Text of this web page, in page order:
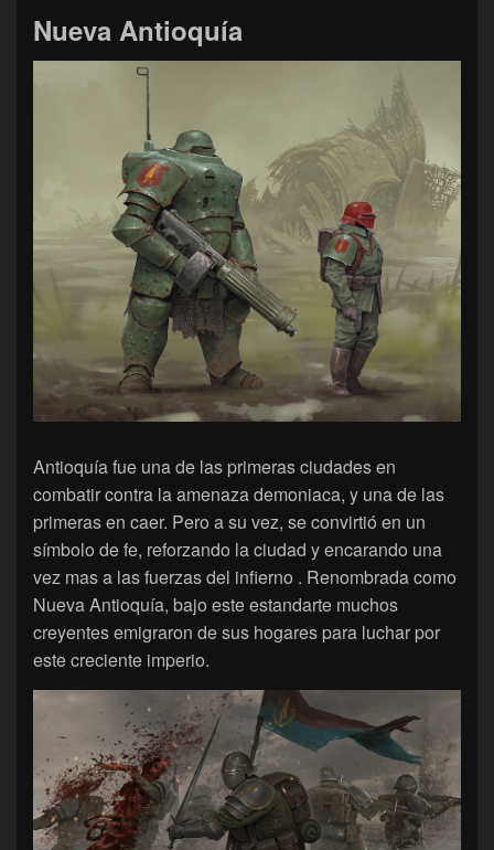
Nueva Antioquía
Antioquía fue una de las primeras ciudades en
combatir contra la amenaza demoniaca, y una de las
primeras en caer. Pero a su vez, se convirtió en un
símbolo de fe, reforzando la ciudad y encarando una
vez mas a las fuerzas del infierno . Renombrada como
Nueva Antioquía, bajo este estandarte muchos
creyentes emigraron de sus hogares para luchar por
este creciente imperio.